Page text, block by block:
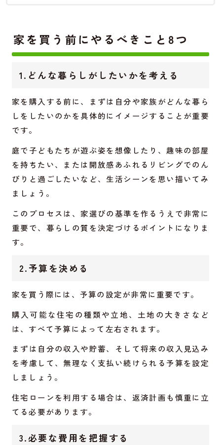
家を買う前にやるべきこと8つ
1.どんな暮らしがしたいかを考える
家を購入する前に、まずは自分や家族がどんな暮ら
しをしたいのかを具体的にイメージすることが重要
です。
庭で子どもたちが遊ぶ姿を想像したり、趣味の部屋
を持ちたい、または開放感あふれるリビングでのん
びりと過ごしたいなど、生活シーンを思い描いてみ
ましょう。
このプロセスは、家選びの基準を作るうえで非常に
重要で、暮らしの質を決定づけるポイントになりま
す。
2.予算を決める
家を買う際には、予算の設定が非常に重要です。
購入可能な住宅の種類や立地、土地の大きさなど
は、すべて予算によって左右されます。
まずは自分の収入や貯蓄、そして将来の収入見込み
を考慮して、無理なく支払い続けられる予算を設定
しましょう。
住宅ローンを利用する場合は、返済計画も慎重に立
てる必要があります。
3.必要な費用を把握する